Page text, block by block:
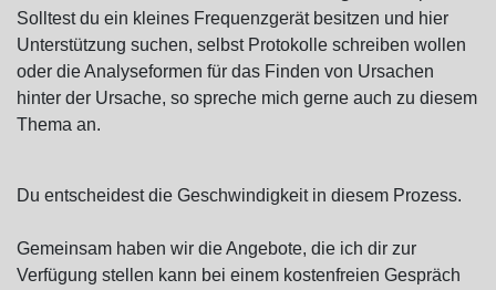
Solltest du ein kleines Frequenzgerät besitzen und hier
Unterstützung suchen, selbst Protokolle schreiben wollen
oder die Analyseformen für das Finden von Ursachen
hinter der Ursache, so spreche mich gerne auch zu diesem
Thema an.
Du entscheidest die Geschwindigkeit in diesem Prozess.
Gemeinsam haben wir die Angebote, die ich dir zur
Verfügung stellen kann bei einem kostenfreien Gespräch